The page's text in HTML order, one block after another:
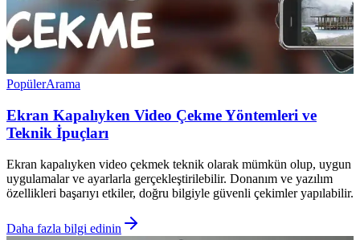
PopülerArama
Ekran Kapalıyken Video Çekme Yöntemleri ve
Teknik İpuçları
Ekran kapalıyken video çekmek teknik olarak mümkün olup, uygun
uygulamalar ve ayarlarla gerçekleştirilebilir. Donanım ve yazılım
özellikleri başarıyı etkiler, doğru bilgiyle güvenli çekimler yapılabilir.
Daha fazla bilgi edinin